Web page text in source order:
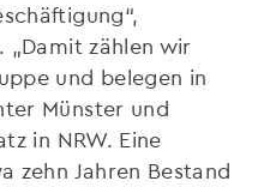
„Damit zählen wir
und belegen in
Münster und
in NRW. Eine
zehn Jahren Bestand